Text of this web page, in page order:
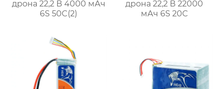
дрона 22,2 В 4000 мАч
6S 50C(2)
дрона 22,2 В 22000
мАч 6S 20C